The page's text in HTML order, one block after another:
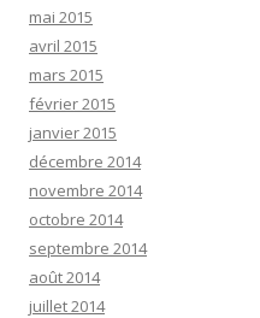
mai 2015
avril 2015
mars 2015
février 2015
janvier 2015
décembre 2014
novembre 2014
octobre 2014
septembre 2014
août 2014
juillet 2014